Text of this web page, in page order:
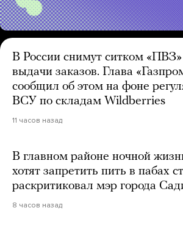
В России снимут ситком «ПВЗ»
выдачи заказов. Глава
сообщил об этом на фоне
ВСУ по складам Wildberries
11 часов назад
В главном районе ночной
хотят запретить пить в пабах
раскритиковал мэр города
8 часов назад